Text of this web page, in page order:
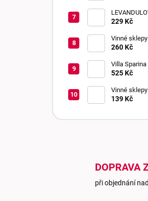
229 Kč
Vinné
Muškát
260 Kč
Villa Sparina
DOCG | suché
525 Kč
Vinné
Chardonnay
139 Kč
DOPRAVA
při objednání